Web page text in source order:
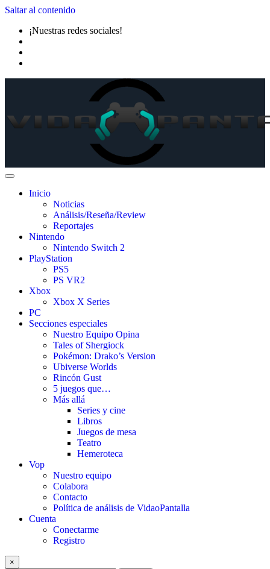
Saltar al contenido
¡Nuestras redes sociales!
Inicio
Noticias
Análisis/Reseña/Review
Reportajes
Nintendo
Nintendo Switch 2
PlayStation
PS5
PS VR2
Xbox
Xbox X Series
PC
Secciones especiales
Nuestro Equipo Opina
Tales of Shergiock
Pokémon: Drako’s Version
Ubiverse Worlds
Rincón Gust
5 juegos que…
Más allá
Series y cine
Libros
Juegos de mesa
Teatro
Hemeroteca
Vop
Nuestro equipo
Colabora
Contacto
Política de análisis de VidaoPantalla
Cuenta
Conectarme
Registro
×